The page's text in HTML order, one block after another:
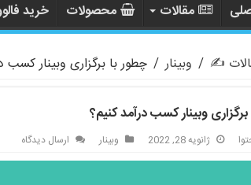
مقالات محصولات خرید
✍️
/ وبینار / چطور با برگزاری وبینار کسب
وبینار کسب درآمد کنیم؟
ژانویه 28, 2022 وبینار ارسال دیدگاه